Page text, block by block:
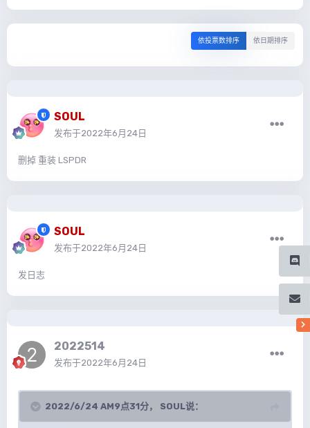
依投票数排序 依日期排序
SOUL
发布于2022年6月24日
删掉 重装 LSPDR
SOUL
发布于2022年6月24日
发日志
2022514
发布于2022年6月24日
2022/6/24 AM9点31分， SOUL说：